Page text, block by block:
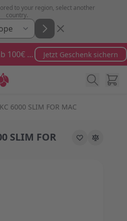
to your region, select another
country.
Gratis UM 3.0 Mikrofon ab 100€ Bestellwert Jetzt Geschenk sichern
6000 SLIM FOR MAC
SLIM FOR